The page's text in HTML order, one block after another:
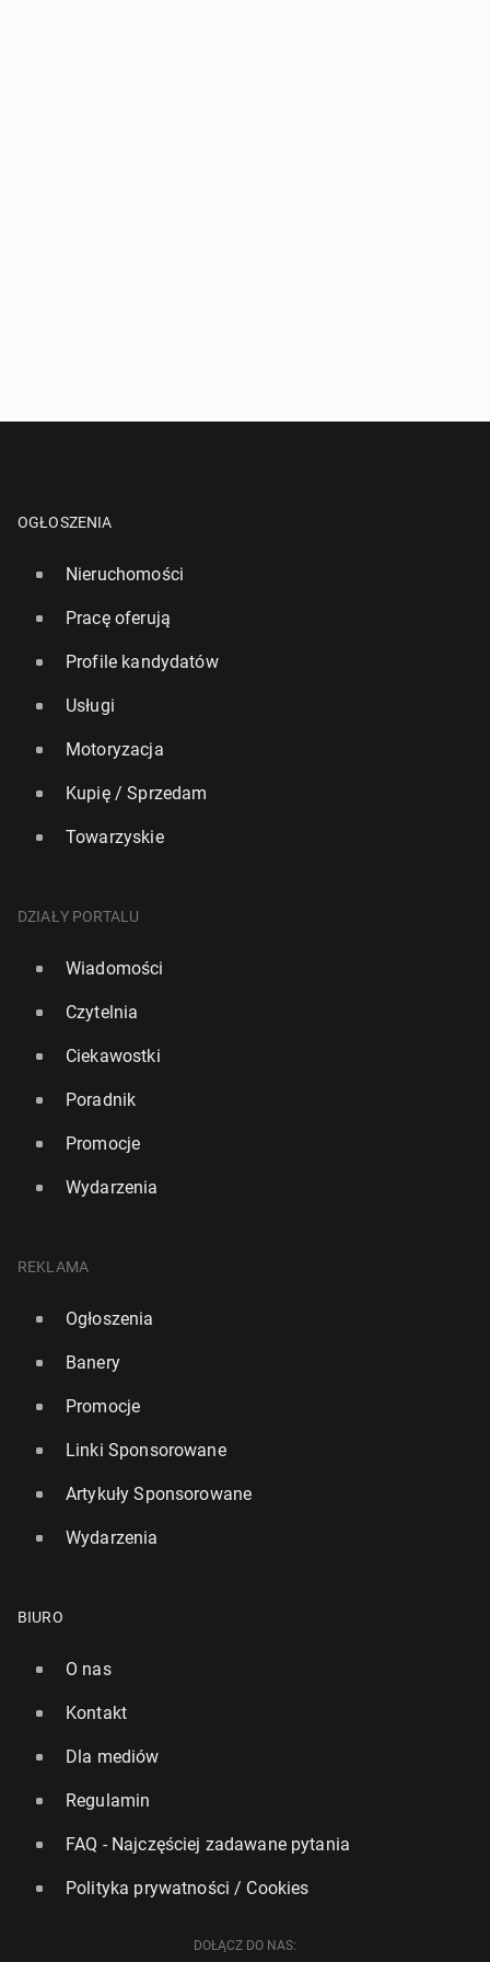
War­sza­wa w czo­łów­ce naj­bar­dziej atrak­cyj­nych
miast do in­we­sty­cji w nie­ru­cho­mo­ści w Europie
wa­ło w Europie, by ogra­ni­czyć za­leż­ność od Chin
4 grudnia 2025, 12:00
OGŁOSZENIA
Nieruchomości
Pracę oferują
Profile kandydatów
Usługi
Motoryzacja
Kupię / Sprzedam
Towarzyskie
DZIAŁY PORTALU
Wiadomości
Czytelnia
Ciekawostki
Poradnik
Promocje
Wydarzenia
REKLAMA
Ogłoszenia
Banery
Promocje
Linki Sponsorowane
Artykuły Sponsorowane
Wydarzenia
BIURO
O nas
Kontakt
Dla mediów
Regulamin
FAQ - Najczęściej zadawane pytania
Polityka prywatności / Cookies
DOŁĄCZ DO NAS: